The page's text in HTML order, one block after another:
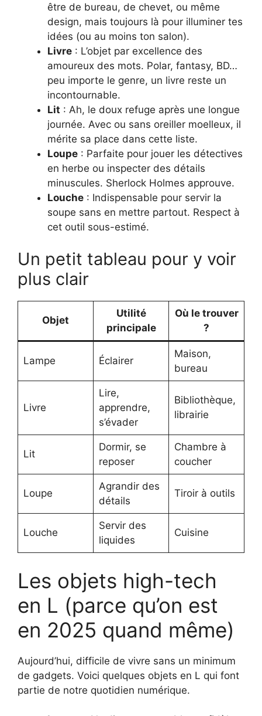
être de bureau, de chevet, ou même
design, mais toujours là pour illuminer tes
idées (ou au moins ton salon).
Livre : L’objet par excellence des
amoureux des mots. Polar, fantasy, BD…
peu importe le genre, un livre reste un
incontournable.
Lit : Ah, le doux refuge après une longue
journée. Avec ou sans oreiller moelleux, il
mérite sa place dans cette liste.
Loupe : Parfaite pour jouer les détectives
en herbe ou inspecter des détails
minuscules. Sherlock Holmes approuve.
Louche : Indispensable pour servir la
soupe sans en mettre partout. Respect à
cet outil sous-estimé.
Un petit tableau pour y voir
plus clair
Objet
Utilité
principale
Où le trouver
?
Lampe Éclairer
Maison,
bureau
Livre
Lire,
apprendre,
s’évader
Bibliothèque,
librairie
Lit
Dormir, se
reposer
Chambre à
coucher
Loupe
Agrandir des
détails
Tiroir à outils
Louche
Servir des
liquides
Cuisine
Les objets high-tech
en L (parce qu’on est
en 2025 quand même)
Aujourd’hui, difficile de vivre sans un minimum
de gadgets. Voici quelques objets en L qui font
partie de notre quotidien numérique.